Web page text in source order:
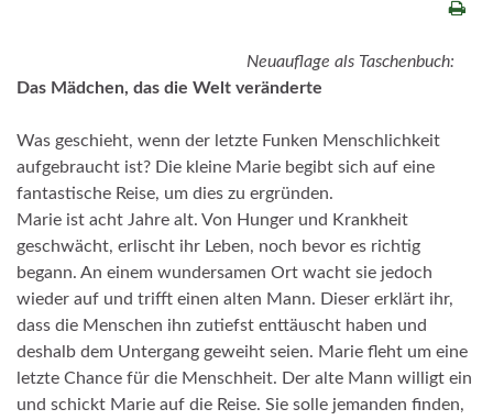
Neuauflage als Taschenbuch:
Das Mädchen, das die Welt veränderte
Was geschieht, wenn der letzte Funken Menschlichkeit
aufgebraucht ist? Die kleine Marie begibt sich auf eine
fantastische Reise, um dies zu ergründen.
Marie ist acht Jahre alt. Von Hunger und Krankheit
geschwächt, erlischt ihr Leben, noch bevor es richtig
begann. An einem wundersamen Ort wacht sie jedoch
wieder auf und trifft einen alten Mann. Dieser erklärt ihr,
dass die Menschen ihn zutiefst enttäuscht haben und
deshalb dem Untergang geweiht seien. Marie fleht um eine
letzte Chance für die Menschheit. Der alte Mann willigt ein
und schickt Marie auf die Reise. Sie solle jemanden finden,